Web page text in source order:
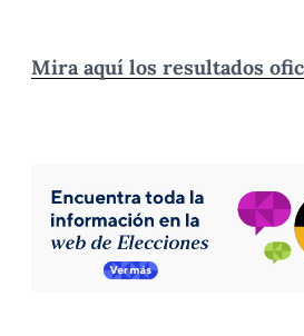
Mira aquí los resultados